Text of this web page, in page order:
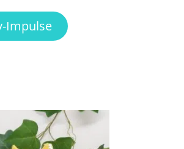
Impulse